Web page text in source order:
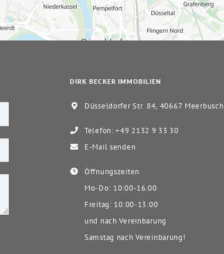
DIRK BECKER IMMOBILIEN
Düsseldorfer Str. 84, 40667 Meerbusch
Telefon: +49 2132 9 33 30
E-Mail senden
Öffnungszeiten
Mo-Do: 10:00-16:00
Freitag: 10:00-13:00
und nach Vereinbarung
Samstag nach Vereinbarung!